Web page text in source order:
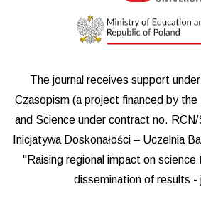
The journal receives support
Czasopism (a project financed by
and Science under contract no.
Inicjatywa Doskonałości – Uczelnia
"Raising regional impact on science
dissemination of results -